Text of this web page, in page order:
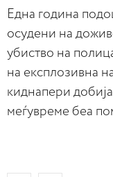
Една година
осудени на
убиство на
на експлозивна
киднапери
меѓувреме беа